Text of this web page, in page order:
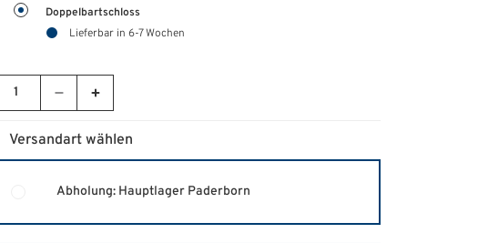
Doppelbartschloss
Lieferbar in 6-7 Wochen
Versandart wählen
Abholung: Hauptlager Paderborn